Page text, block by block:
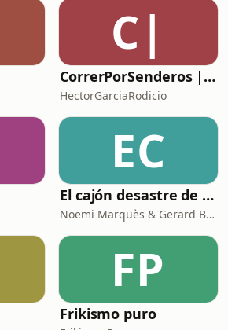
C|
CorrerPorSenderos | El podcast de trail-running
HectorGarciaRodicio
EC
El cajón desastre de la fisioterapia
Noemi Marquès & Gerard Berenguer
FP
Frikismo puro